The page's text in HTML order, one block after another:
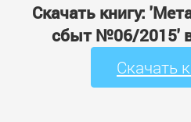
Скачать книгу:
сбыт №06/2015'
Скачать